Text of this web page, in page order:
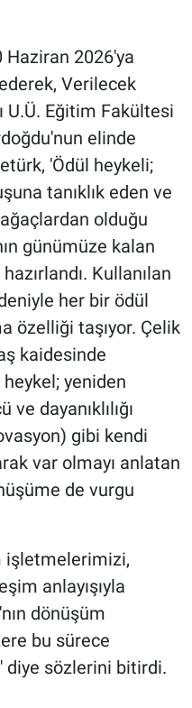
Haziran 2026'ya
Verilecek
U.Ü. Eğitim Fakültesi
elinde
'Ödül heykeli;
tanıklık eden ve
olduğu
günümüze kalan
Kullanılan
her bir ödül
özelliği taşıyor. Çelik
kaidesinde
yeniden
dayanıklılığı
gibi kendi
var olmayı anlatan
de vurgu
işletmelerimizi,
anlayışıyla
dönüşüm
bu sürece
diye sözlerini bitirdi.